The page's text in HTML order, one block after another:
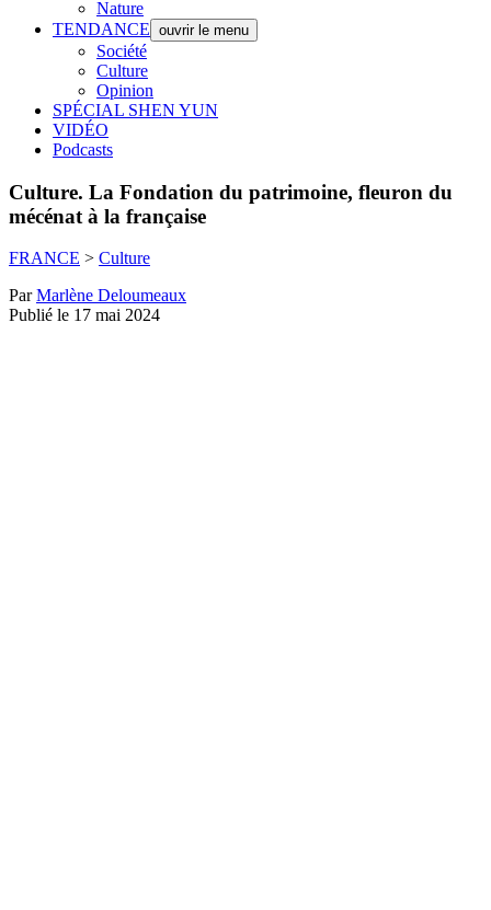
Nature
TENDANCE ouvrir le menu
Société
Culture
Opinion
SPÉCIAL SHEN YUN
VIDÉO
Podcasts
Culture. La Fondation du patrimoine, fleuron du
mécénat à la française
FRANCE > Culture
ParMarlène Deloumeaux
Publié le 17 mai 2024